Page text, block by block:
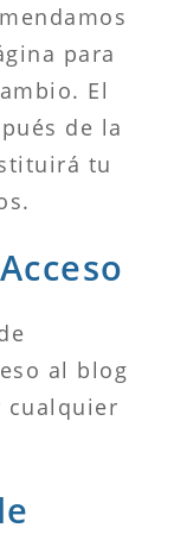
para
El
de la
tu
al blog
cualquier